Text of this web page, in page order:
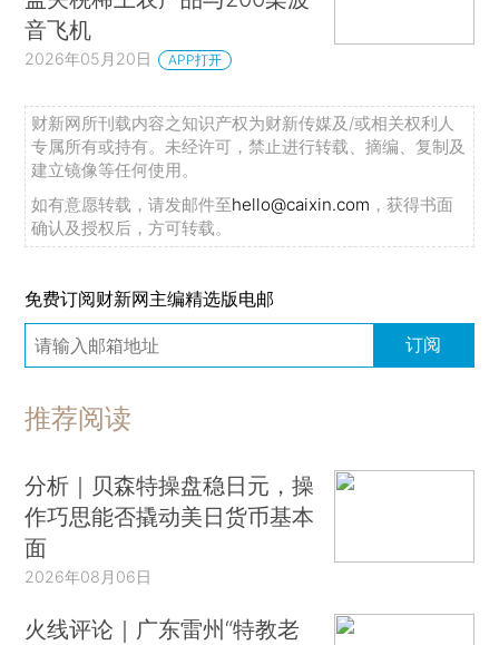
音飞机
2026年05月20日 APP打开
财新网所刊载内容之知识产权为财新传媒及/或相关权利人
专属所有或持有。未经许可，禁止进行转载、摘编、复制及
建立镜像等任何使用。
如有意愿转载，请发邮件至hello@caixin.com ，获得书面
确认及授权后，方可转载。
免费订阅财新网主编精选版电邮
订阅
推荐阅读
分析｜贝森特操盘稳日元，操
作巧思能否撬动美日货币基本
面
2026年08月06日
火线评论｜广东雷州“特教老